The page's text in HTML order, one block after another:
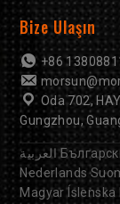
Bize Ulaşın
+86
Oda 702,
Gungzhou,
العربية
Nederlands
Magyar Íslenska